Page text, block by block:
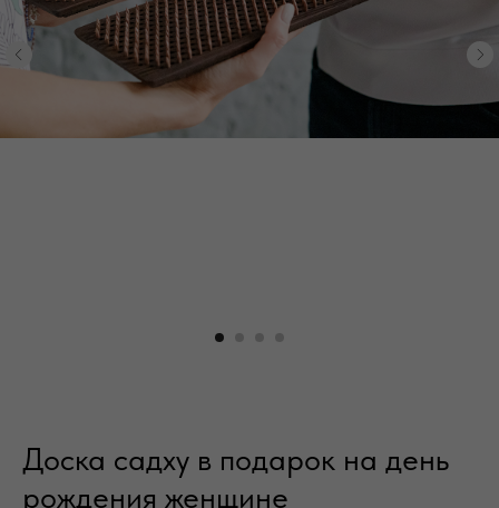
рождения женщине
придумать подарок на день рождения? Ведь родную
женщину всегда хорошо знаешь, понимаешь